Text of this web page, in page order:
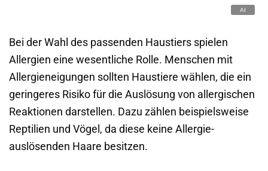
Bei der Wahl des passenden Haustiers spielen
Allergien eine wesentliche Rolle. Menschen mit
Allergieneigungen sollten Haustiere wählen, die ein
geringeres Risiko für die Auslösung von allergischen
Reaktionen darstellen. Dazu zählen beispielsweise
Reptilien und Vögel, da diese keine Allergie-
auslösenden Haare besitzen.